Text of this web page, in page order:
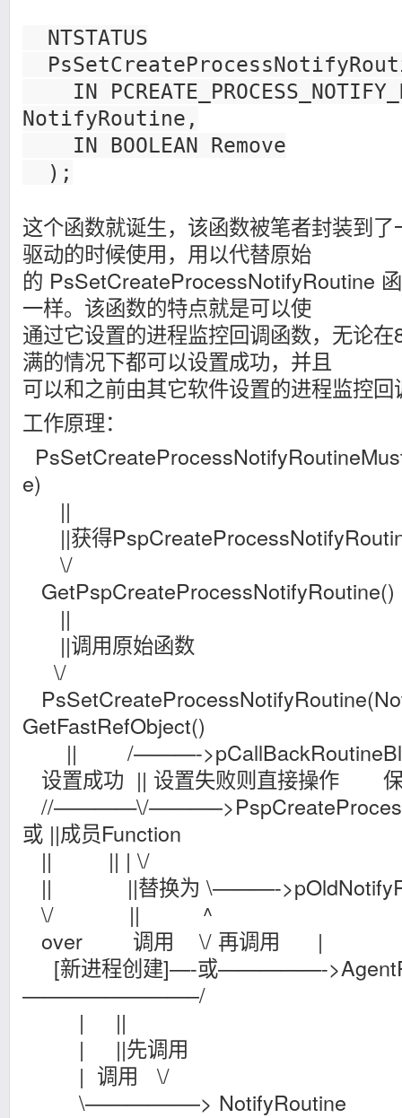
NTSTATUS
IN
NotifyRoutine,
IN BOOLEAN Remove
);
这个函数就诞生，该函数被笔者封装到
驱动的时候使用，用以代替原始
的 PsSetCreateProcessNotifyRoutine
一样。该函数的特点就是可以使
通过它设置的进程监控回调函数，无论
满的情况下都可以设置成功，并且
可以和之前由其它软件设置的进程监控
工作原理：
e)
||
||获得
\/
||
||调用原始函数
\/
GetFastRefObject()
|| /———-
设置成功 || 设置失败则直接操作
//————\/
或 ||成员Function
|| || | \/
|| ||替换为 \———-
\/ || ^
over 调用 \/ 再调用 |
[新进程创建]—-或—————-
————————–/
| ||
| ||先调用
| 调用 \/
\—————–> NotifyRoutine